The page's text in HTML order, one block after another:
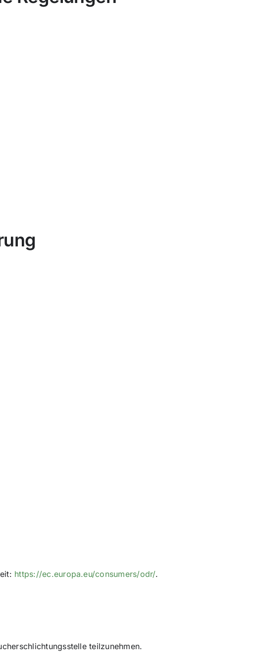
https://ec.europa.eu/consumers/odr/.
teilzunehmen.